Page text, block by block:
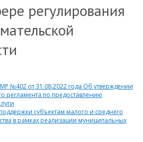
регулирования
№402 от 31.08.2022 года Об утверждении
регламента по предоставлению
субъектам малого и среднего
в рамках реализации муниципальных